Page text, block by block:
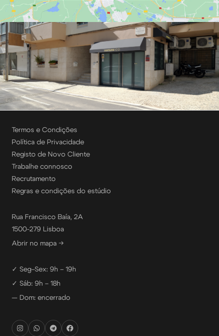
Termos e Condições
Política de Privacidade
Registo de Novo Cliente
Trabalhe connosco
Recrutamento
Regras e condições do estúdio
Rua Francisco Baía, 2A
1500-279 Lisboa
Abrir no mapa →
✓ Seg–Sex: 9h – 19h
✓ Sáb: 9h – 18h
— Dom: encerrado